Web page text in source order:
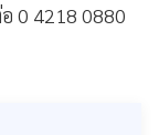
0 4218 0880